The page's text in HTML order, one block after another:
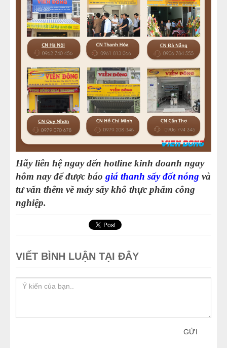
Hãy liên hệ ngay đến hotline kinh doanh ngay
hôm nay để được báo giá thanh sấy đốt nóng và
tư vấn thêm về máy sấy khô thực phẩm công
nghiệp.
VIẾT BÌNH LUẬN TẠI ĐÂY
GỬI